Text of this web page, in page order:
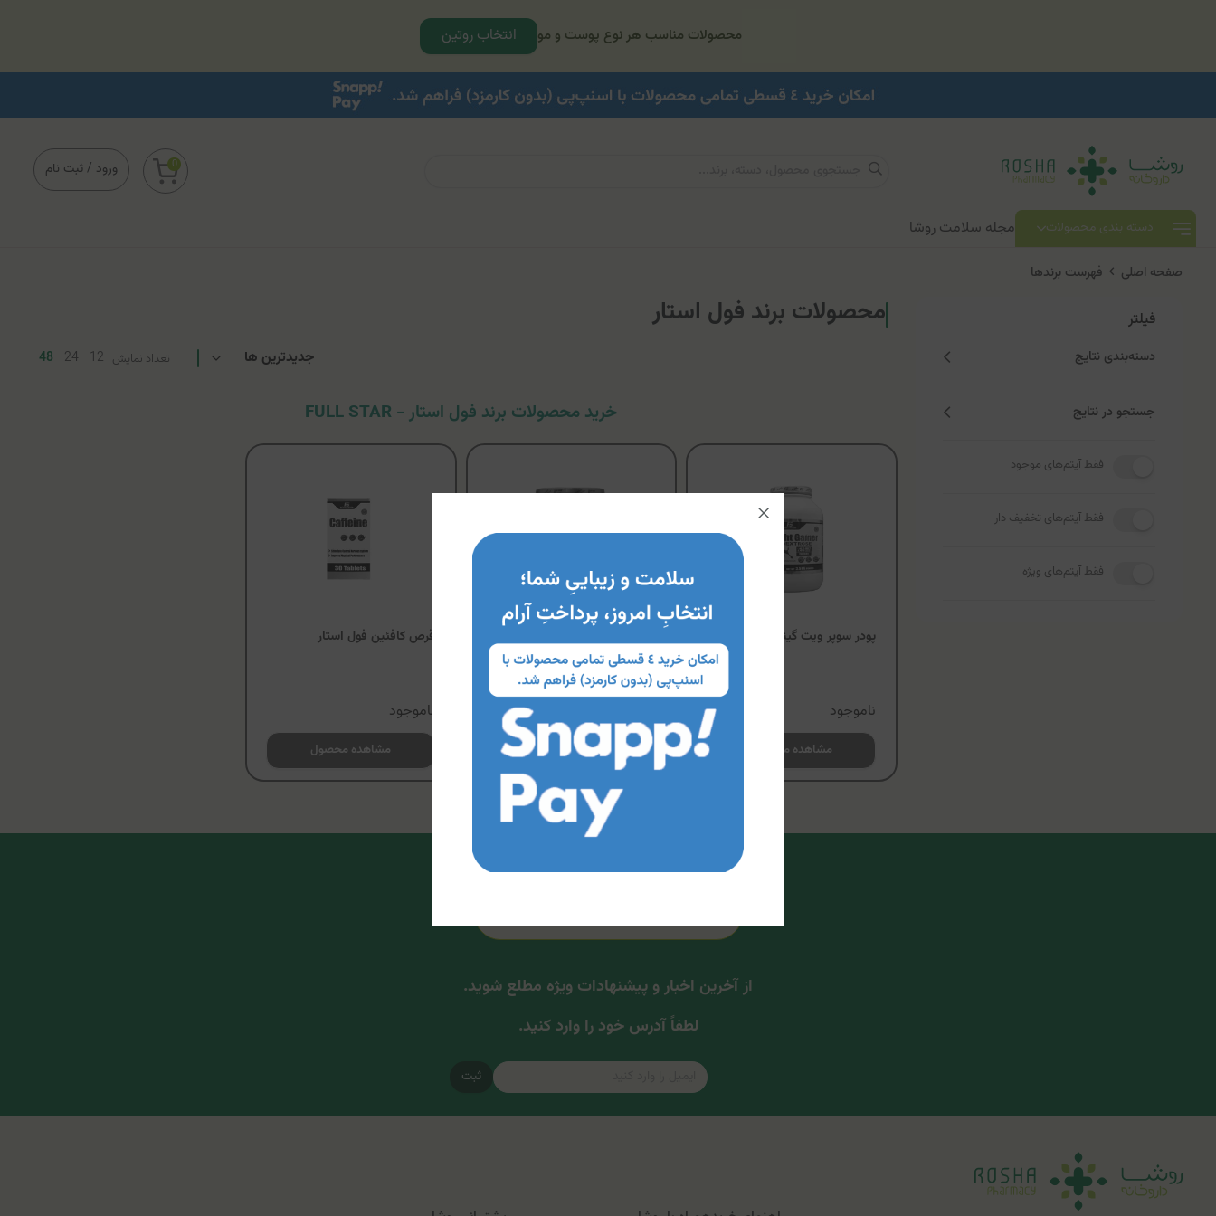
محصولات مناسب هر نوع پوست و مو انتخاب روتین
ورود / ثبت نام 0
دسته بندی محصولات مجله سلامت روشا
صفحه اصلی فهرست برندها
فیلتر
دسته‌بندی نتایج
جستجو در نتایج
فقط آیتم‌های موجود
فقط آیتم‌های تخفیف دار
فقط آیتم‌های ویژه
محصولات برند فول استار
تعداد نمایش 12
24
48
خرید محصولات برند فول استار - FULL STAR
پودر سوپر ویت گینر فول استار
ناموجود
مشاهده محصول مشاهده محصول
قرص کافئین فول استار
ناموجود
مشاهده محصول
از آخرین اخبار و پیشنهادات ویژه مطلع شوید.
لطفاً آدرس خود را وارد کنید.
ثبت